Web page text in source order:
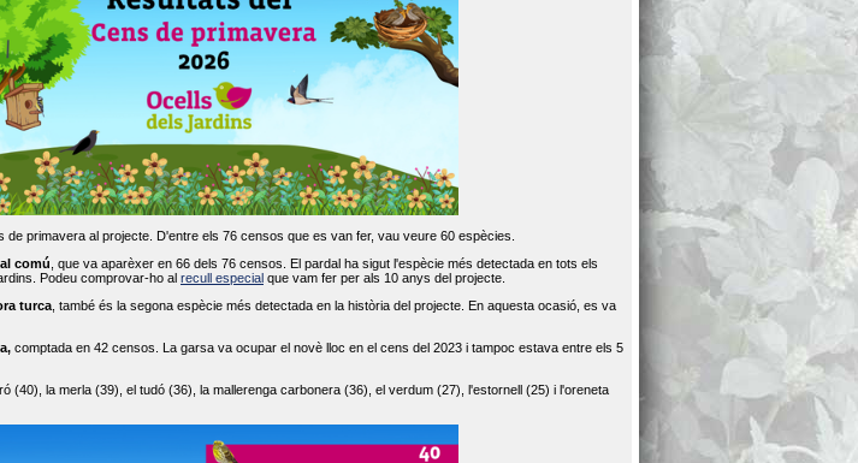
primavera al projecte. D'entre els 76 censos que es van fer, vau veure 60 espècies.
comú , que va aparèxer en 66 dels 76 censos. El pardal ha sigut l'espècie més detectada en tots els
Podeu comprovar-ho al recull especial que vam fer per als 10 anys del projecte.
turca , també és la segona espècie més detectada en la història del projecte. En aquesta ocasió, es va
comptada en 42 censos. La garsa va ocupar el novè lloc en el cens del 2023 i tampoc estava entre els 5
(40), la merla (39), el tudó (36), la mallerenga carbonera (36), el verdum (27), l'estornell (25) i l'oreneta